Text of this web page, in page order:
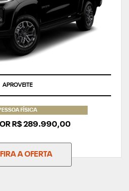
APROVEITE
FÍSICA
R$ 289.990,00
A OFERTA